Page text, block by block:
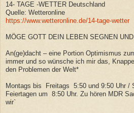
14- TAGE -WETTER Deutschland
Quelle: Wetteronline
https://www.wetteronline.de/14-tage-wetter
MÖGE GOTT DEIN LEBEN SEGNEN
An(ge)dacht – eine Portion Optimismus
immer und so wünsche ich mir das,
den Problemen der Welt*
Montags bis Freitags 5:50 und 9:50 Uhr /
Feiertagen um 8:50 Uhr. Zu hören MDR
wir`